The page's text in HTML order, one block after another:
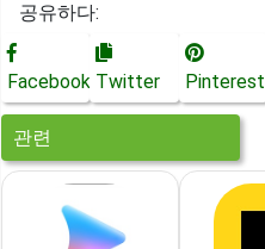
공유하다:
Facebook Twitter Pinterest
관련